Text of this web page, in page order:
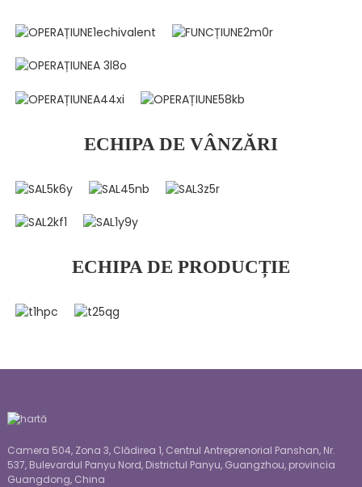
ECHIPA DE VÂNZĂRI
ECHIPA DE PRODUCȚIE
Camera 504, Zona 3, Clădirea 1, Centrul Antreprenorial Panshan, Nr.
537, Bulevardul Panyu Nord, Districtul Panyu, Guangzhou, provincia
Guangdong, China